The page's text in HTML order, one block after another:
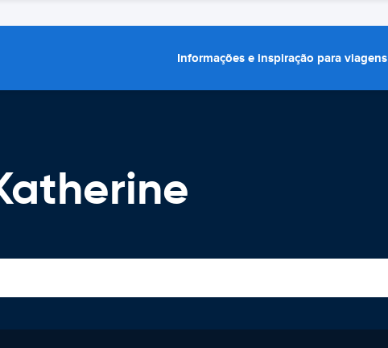
Informações e inspiração para viagens